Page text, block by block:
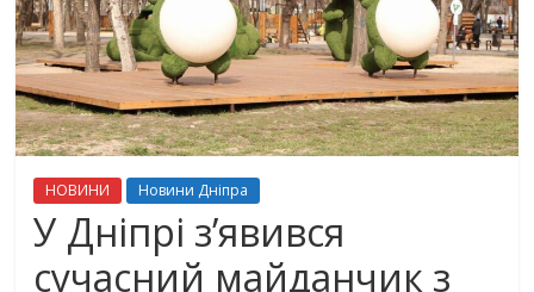
НОВИНИ Новини Дніпра
У Дніпрі з’явився
сучасний майданчик з